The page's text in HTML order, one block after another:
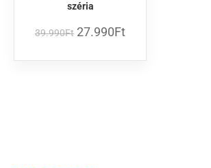
széria
39.990Ft 27.990Ft